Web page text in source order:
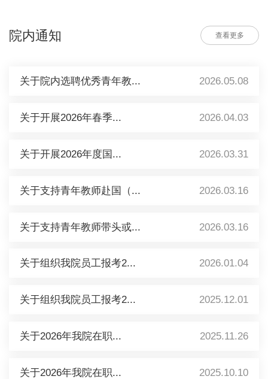
院内通知 查看更多
关于院内选聘优秀青年教... 2026.05.08
关于开展2026年春季... 2026.04.03
关于开展2026年度国... 2026.03.31
关于支持青年教师赴国（... 2026.03.16
关于支持青年教师带头或... 2026.03.16
关于组织我院员工报考2... 2026.01.04
关于组织我院员工报考2... 2025.12.01
关于2026年我院在职... 2025.11.26
关于2026年我院在职... 2025.10.10